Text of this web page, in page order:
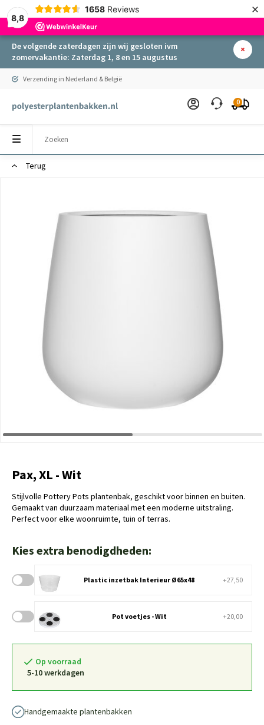
8,8
1658 Reviews ×
De volgende zaterdagen zijn wij gesloten ivm
zomervakantie: Zaterdag 1, 8 en 15 augustus
Verzending in Nederland & België
0
Terug
Pax, XL - Wit
Stijlvolle Pottery Pots plantenbak, geschikt voor binnen en buiten.
Gemaakt van duurzaam materiaal met een moderne uitstraling.
Perfect voor elke woonruimte, tuin of terras.
Kies extra benodigdheden:
Plastic inzetbak Interieur Ø65x48 +27,50
Pot voetjes - Wit +20,00
Op voorraad
5-10 werkdagen
Handgemaakte plantenbakken